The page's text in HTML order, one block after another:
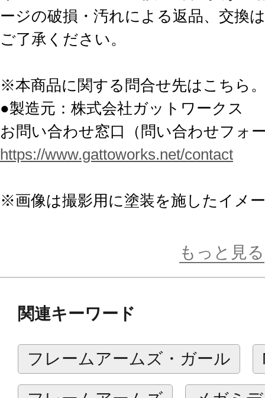
もっと見る
ージの破損・汚れによる返品、交換
ご了承ください。
※本商品に関する問合せ先はこちら
●製造元：株式会社ガットワークス
お問い合わせ窓口（問い合わせフォ
https://www.gattoworks.net/contact
※画像は撮影用に塗装を施したイメ
関連キーワード
フレームアームズ・ガール